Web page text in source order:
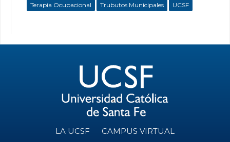
Terapia Ocupacional
Trubutos Municipales UCSF
LA UCSF CAMPUS VIRTUAL